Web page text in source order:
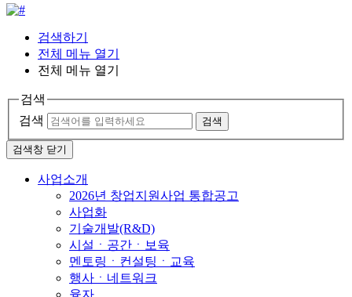
검색하기
전체 메뉴 열기
전체 메뉴 열기
검색
검색
검색
검색창 닫기
사업소개
2026년 창업지원사업 통합공고
사업화
기술개발(R&D)
시설ㆍ공간ㆍ보육
멘토링ㆍ컨설팅ㆍ교육
행사ㆍ네트워크